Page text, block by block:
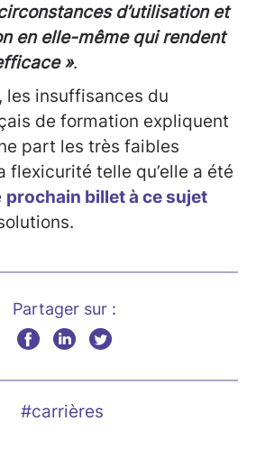
d’utilisation et
en elle-même qui rendent
».
les insuffisances du
de formation expliquent
part les très faibles
flexicurité telle qu’elle a été
prochain billet à ce sujet
Partager sur :
#carrières